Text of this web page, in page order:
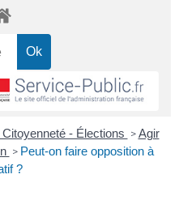
- Élections > Agir
> Peut-on faire opposition à
?